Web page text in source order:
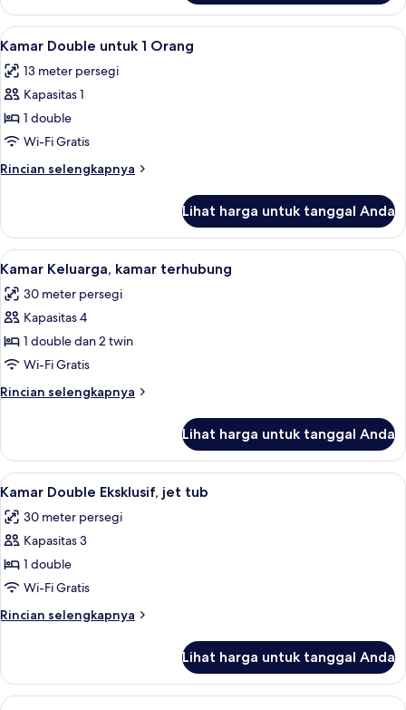
Kamar
Double
atau
Superior
Lihat
semua
foto
untuk
Kamar
Double
untuk
1
Seprai antialergi, minibar, brankas,
4
Kamar Double untuk 1 Orang
13 meter persegi
Kapasitas 1
1 double
Wi-Fi Gratis
Rincian selengkapnya
Rincian
Kamar
Double
untuk
Orang
Lihat harga untuk tanggal Anda
Lihat
semua
foto
untuk
Kamar
Keluarga,
kamar
terhubung
Seprai antialergi, minibar, brankas,
24
Kamar Keluarga, kamar terhubung
30 meter persegi
Kapasitas 4
1 double dan 2 twin
Wi-Fi Gratis
Rincian selengkapnya
Rincian
Kamar
Keluarga,
kamar
Lihat harga untuk tanggal Anda
Lihat
semua
foto
untuk
Kamar
Double
Eksklusif,
jet
Kamar Double Eksklusif, jet tub |
23
Kamar Double Eksklusif, jet tub
30 meter persegi
Kapasitas 3
1 double
Wi-Fi Gratis
Rincian selengkapnya
Rincian
Kamar
Double
Lihat harga untuk tanggal Anda
Lihat Kamar Double Deluks | Seprai